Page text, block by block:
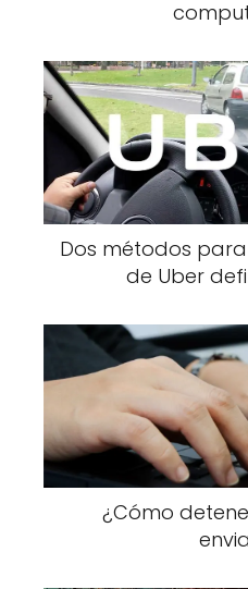
Dos métodos
de Uber
¿Cómo